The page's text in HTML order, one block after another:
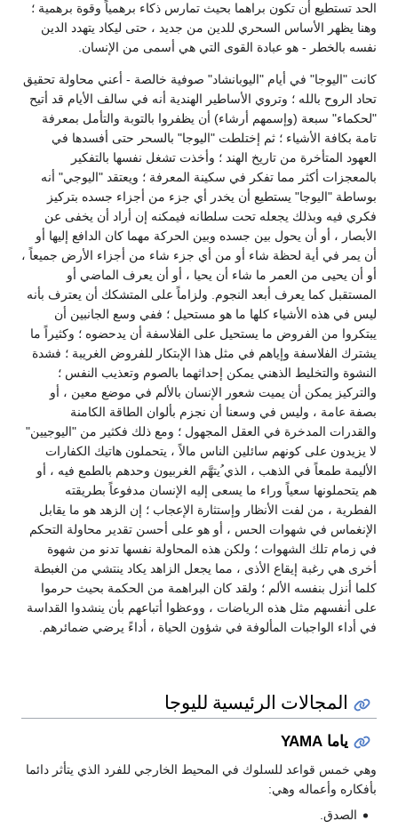
الحد تستطيع أن تكون براهما بحيث تمارس ذكاء برهمياً وقوة برهمية ؛
وهنا يظهر الأساس السحري للدين من جديد ، حتى ليكاد يتهدد الدين
نفسه بالخطر - هو عبادة القوى التي هي أسمى من الإنسان.
كانت "اليوجا" في أيام "اليوبانشاد" صوفية خالصة - أعني محاولة تحقيق
تحاد الروح بالله ؛ وتروي الأساطير الهندية أنه في سالف الأيام قد أتيح
"لحكماء" سبعة (وإسمهم أرشاء) أن يظفروا بالتوبة والتأمل بمعرفة
تامة بكافة الأشياء ؛ ثم إختلطت "اليوجا" بالسحر حتى أفسدها في
العهود المتأخرة من تاريخ الهند ؛ وأخذت تشغل نفسها بالتفكير
بالمعجزات أكثر مما تفكر في سكينة المعرفة ؛ ويعتقد "اليوجي" أنه
بوساطة "اليوجا" يستطيع أن يخدر أي جزء من أجزاء جسده بتركيز
فكري فيه وبذلك يجعله تحت سلطانه فيمكنه إن أراد أن يخفى عن
الأبصار ، أو أن يحول بين جسده وبين الحركة مهما كان الدافع إليها أو
أن يمر في أية لحظة شاء أو من أي جزء شاء من أجزاء الأرض جميعاً ،
أو أن يحيى من العمر ما شاء أن يحيا ، أو أن يعرف الماضي أو
المستقبل كما يعرف أبعد النجوم. ولزاماً على المتشكك أن يعترف بأنه
ليس في هذه الأشياء كلها ما هو مستحيل ؛ ففي وسع الجانبين أن
يبتكروا من الفروض ما يستحيل على الفلاسفة أن يدحضوه ؛ وكثيراً ما
يشترك الفلاسفة وإياهم في مثل هذا الإبتكار للفروض الغريبة ؛ فشدة
النشوة والتخليط الذهني يمكن إحداثهما بالصوم وتعذيب النفس ؛
والتركيز يمكن أن يميت شعور الإنسان بالألم في موضع معين ، أو
بصفة عامة ، وليس في وسعنا أن نجزم بألوان الطاقة الكامنة
والقدرات المدخرة في العقل المجهول ؛ ومع ذلك فكثير من "اليوجيين"
لا يزيدون على كونهم سائلين الناس مالاً ، يتحملون هاتيك الكفارات
الأليمة طمعاً في الذهب ، الذي ُيتهَّم الغربيون وحدهم بالطمع فيه ، أو
هم يتحملونها سعياً وراء ما يسعى إليه الإنسان مدفوعاً بطريقته
الفطرية ، من لفت الأنظار وإستثارة الإعجاب ؛ إن الزهد هو ما يقابل
الإنغماس في شهوات الحس ، أو هو على أحسن تقدير محاولة التحكم
في زمام تلك الشهوات ؛ ولكن هذه المحاولة نفسها تدنو من شهوة
أخرى هي رغبة إيقاع الأذى ، مما يجعل الزاهد يكاد ينتشي من الغبطة
كلما أنزل بنفسه الألم ؛ ولقد كان البراهمة من الحكمة بحيث حرموا
على أنفسهم مثل هذه الرياضات ، ووعظوا أتباعهم بأن ينشدوا القداسة
في أداء الواجبات المألوفة في شؤون الحياة ، أداءً يرضي ضمائرهم.
المجالات الرئيسية لليوجا
ياما YAMA
وهي خمس قواعد للسلوك في المحيط الخارجي للفرد الذي يتأثر دائما
بأفكاره وأعماله وهي:
الصدق.